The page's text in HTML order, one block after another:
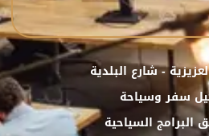
- شارع البلدية
سفر وسياحة
البرامج السياحية